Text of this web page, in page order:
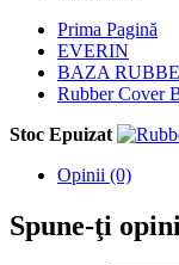
Prima Pagină
EVERIN
BAZA
Rubber Cover
Stoc Epuizat
Opinii (0)
Spune-ţi